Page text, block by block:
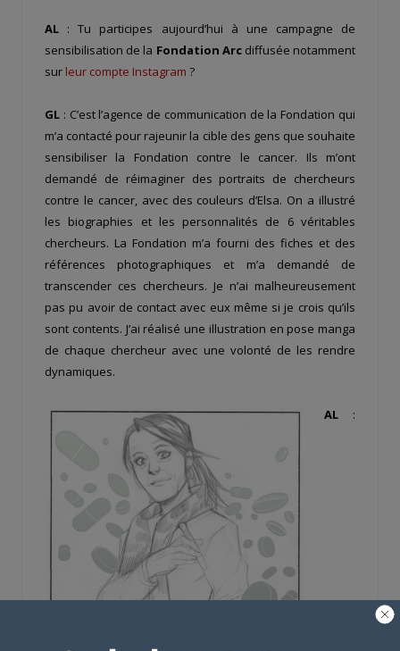
AL : Tu participes aujourd’hui à une campagne de
sensibilisation de la Fondation Arcdiffusée notamment
sur leur compte Instagram ?
GL : C’est l’agence de communication de la Fondation qui
m’a contacté pour rajeunir la cible des gens que souhaite
sensibiliser la Fondation contre le cancer. Ils m’ont
demandé de réimaginer des portraits de chercheurs
contre le cancer, avec des couleurs d’Elsa. On a illustré
les biographies et les personnalités de 6 véritables
chercheurs. La Fondation m’a fourni des fiches et des
références photographiques et m’a demandé de
transcender ces chercheurs. Je n’ai malheureusement
pas pu avoir de contact avec eux même si je crois qu’ils
sont contents. J’ai réalisé une illustration en pose manga
de chaque chercheur avec une volonté de les rendre
dynamiques.
AL :